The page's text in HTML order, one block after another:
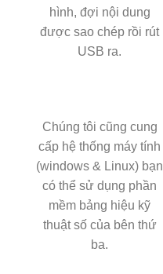
hình, đợi nội dung
được sao chép rồi rút
USB ra.
Chúng tôi cũng cung
cấp hệ thống máy tính
(windows & Linux) bạn
có thể sử dụng phần
mềm bảng hiệu kỹ
thuật số của bên thứ
ba.